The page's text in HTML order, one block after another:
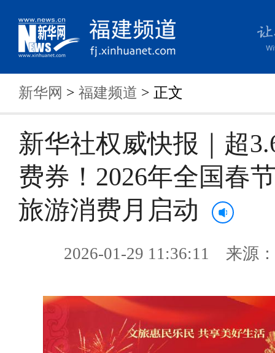
新华网 > 福建频道 > 正文
新华社权威快报｜超
费券！2026年全国春
旅游消费月启动
2026-01-29 11:36:11 来源